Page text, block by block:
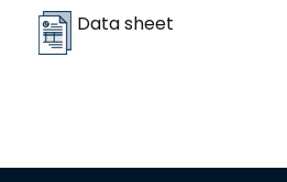
Data sheet